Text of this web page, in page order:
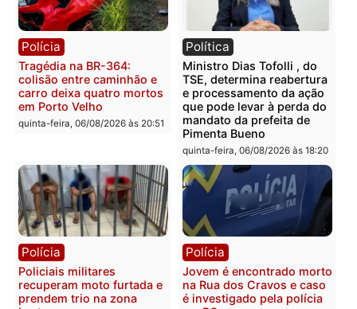
Polícia
Homem é encontrado
morto em residência no
bairro Colina Park em RO
Polícia
Polícia Militar apreende
explosivos e
durante patrulhamento
fluvial no Rio Madeira em
Porto Velho
sexta-feira, 07/08/2026 às
Polícia Política